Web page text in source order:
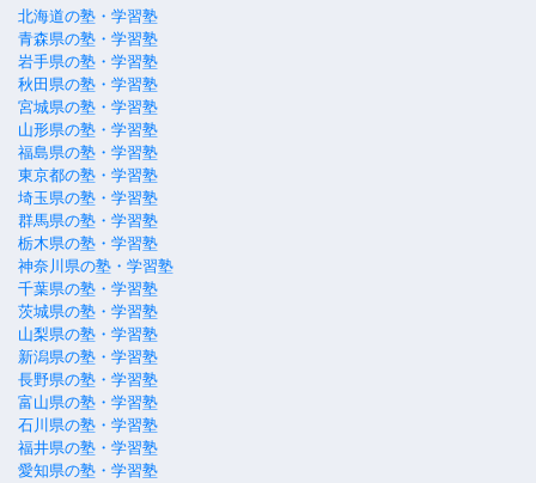
北海道の塾・学習塾
青森県の塾・学習塾
岩手県の塾・学習塾
秋田県の塾・学習塾
宮城県の塾・学習塾
山形県の塾・学習塾
福島県の塾・学習塾
東京都の塾・学習塾
埼玉県の塾・学習塾
群馬県の塾・学習塾
栃木県の塾・学習塾
神奈川県の塾・学習塾
千葉県の塾・学習塾
茨城県の塾・学習塾
山梨県の塾・学習塾
新潟県の塾・学習塾
長野県の塾・学習塾
富山県の塾・学習塾
石川県の塾・学習塾
福井県の塾・学習塾
愛知県の塾・学習塾